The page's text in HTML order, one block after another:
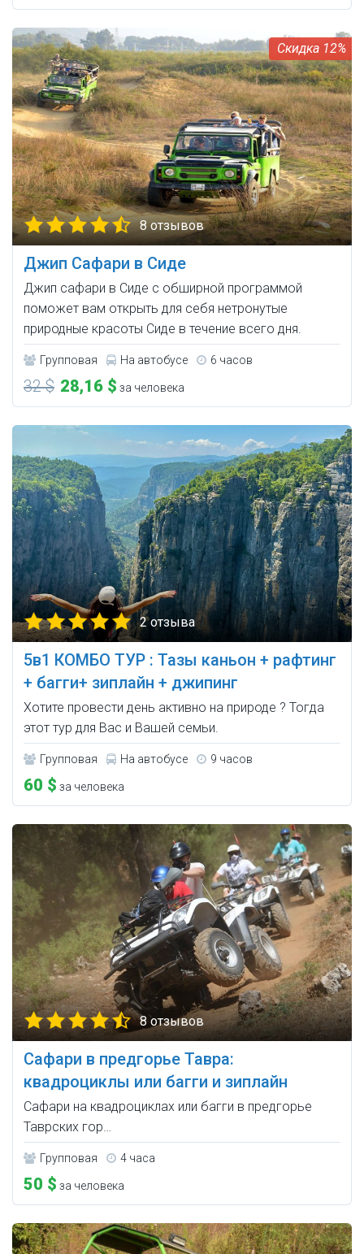
12%
8 отзывов
Джип Сафари в Сиде
Джип сафари в Сиде с обширной программой
поможет вам открыть для себя нетронутые
природные красоты Сиде в течение всего дня.
Групповая На автобусе 6 часов
32 $ 28,16 $ за человека
2 отзыва
5в1 КОМБО ТУР : Тазы каньон + рафтинг
+ багги+ зиплайн + джипинг
Хотите провести день активно на природе ? Тогда
этот тур для Вас и Вашей семьи.
Групповая На автобусе 9 часов
60 $ за человека
8 отзывов
Сафари в предгорье Тавра:
квадроциклы или багги и зиплайн
Сафари на квадроциклах или багги в предгорье
Таврских гор…
Групповая 4 часа
50 $ за человека